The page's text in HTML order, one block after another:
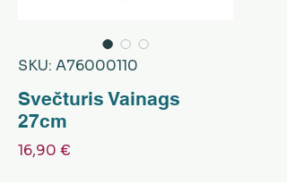
SKU: A76000110
Svečturis Vainags
27cm
16,90 €